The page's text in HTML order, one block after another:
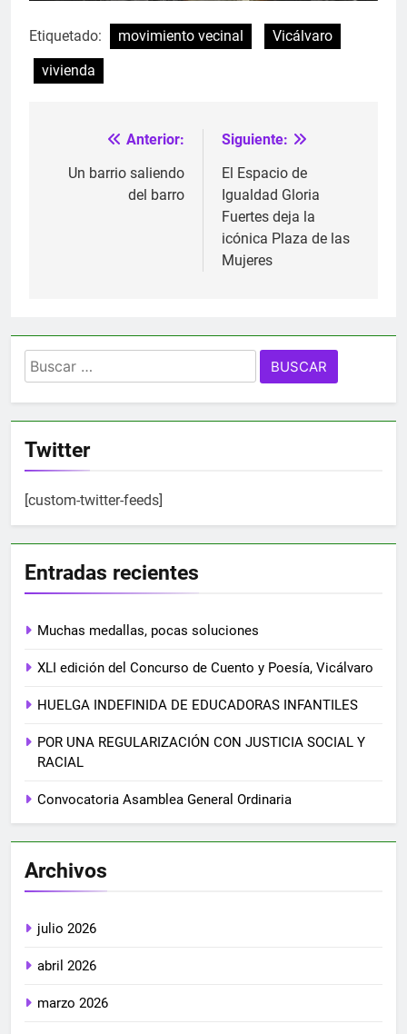
Etiquetado: movimiento vecinal
Vicálvaro
vivienda
Navegación
de
Anterior:
Un barrio saliendo
del barro
Siguiente:
El Espacio de
Igualdad Gloria
Fuertes deja la
icónica Plaza de las
Mujeres
Buscar:
Twitter
[custom-twitter-feeds]
Entradas recientes
Muchas medallas, pocas soluciones
XLI edición del Concurso de Cuento y Poesía, Vicálvaro
HUELGA INDEFINIDA DE EDUCADORAS INFANTILES
POR UNA REGULARIZACIÓN CON JUSTICIA SOCIAL Y
RACIAL
Convocatoria Asamblea General Ordinaria
Archivos
julio 2026
abril 2026
marzo 2026